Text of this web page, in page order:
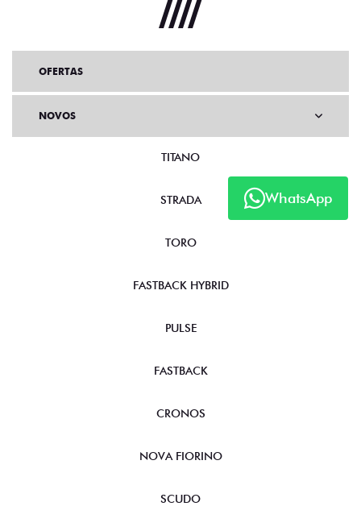
WhatsApp
OFERTAS
NOVOS
TITANO
STRADA
TORO
FASTBACK HYBRID
PULSE
FASTBACK
CRONOS
NOVA FIORINO
SCUDO